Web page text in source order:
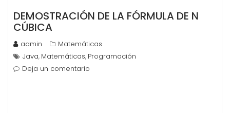
DEMOSTRACIÓN DE LA FÓRMULA DE N
CÚBICA
admin
Matemáticas
Java, Matemáticas, Programación
Deja un comentario